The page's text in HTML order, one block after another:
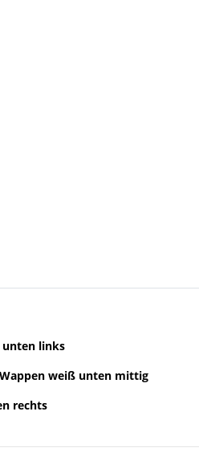
anzeigen
unten links
weiß unten mittig
rechts